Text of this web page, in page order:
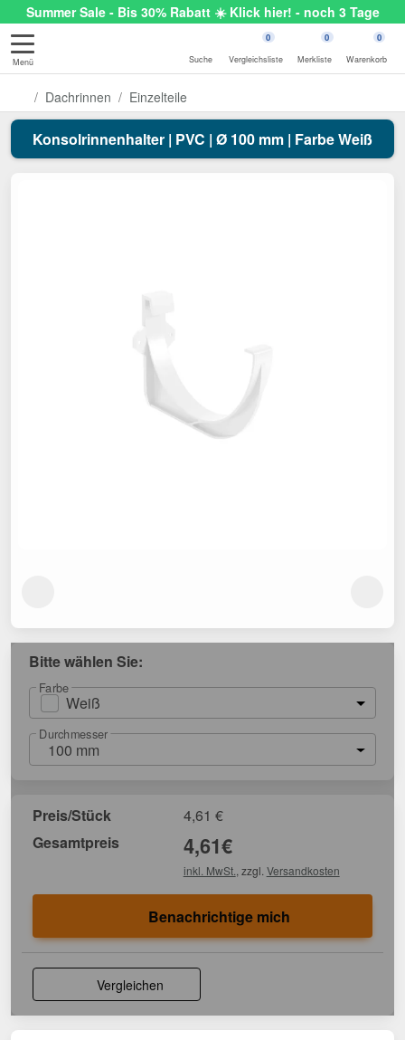
Summer Sale - Bis 30% Rabatt ☀️ Klick hier! - noch 3 Tage
Menü Suche
0
Vergleichsliste
0
Merkliste
0
Warenkorb
Dachrinnen Einzelteile
Konsolrinnenhalter | PVC | Ø 100 mm | Farbe Weiß
Bitte wählen Sie:
Farbe
Weiß
Durchmesser
100 mm
Preis/Stück 4,61 €
Gesamtpreis
4,61€
inkl. MwSt. , zzgl. Versandkosten
Benachrichtige mich
Vergleichen